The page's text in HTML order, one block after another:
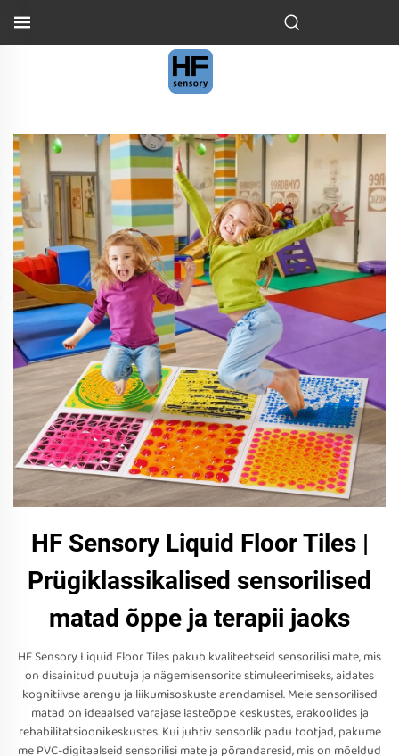
HF Sensory Liquid Floor Tiles |
Prügiklassikalised sensorilised
matad õppe ja terapii jaoks
HF Sensory Liquid Floor Tiles pakub kvaliteetseid sensorilisi mate, mis
on disainitud puutuja ja nägemisensorite stimuleerimiseks, aidates
kognitiivse arengu ja liikumisoskuste arendamisel. Meie sensorilised
matad on ideaalsed varajase lasteõppe keskustes, erakoolides ja
rehabilitatsioonikeskustes. Kui juhtiv sensorlik padu tootjad, pakume
me PVC-digitaalseid sensorilisi mate ja põrandaresid, mis on mõeldud